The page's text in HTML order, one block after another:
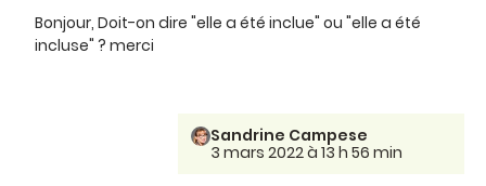
Bonjour, Doit-on dire "elle a été inclue" ou "elle a été
incluse" ? merci
Sandrine Campese
3 mars 2022 à 13 h 56 min